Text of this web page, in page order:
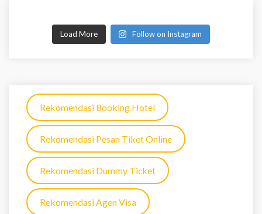
Load More Follow on Instagram
Rekomendasi Booking Hotel
Rekomendasi Pesan Tiket Online
Rekomendasi Dummy Ticket
Rekomendasi Agen Visa